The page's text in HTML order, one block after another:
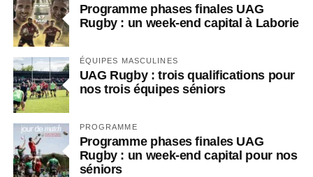
Programme phases finales UAG
Rugby : un week-end capital à Laborie
ÉQUIPES MASCULINES
UAG Rugby : trois qualifications pour
nos trois équipes séniors
PROGRAMME
Programme phases finales UAG
Rugby : un week-end capital pour nos
séniors